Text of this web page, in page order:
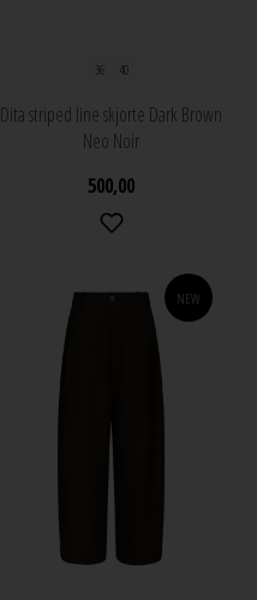
36 40
Dita striped line skjorte Dark Brown
Neo Noir
500,00
NEW